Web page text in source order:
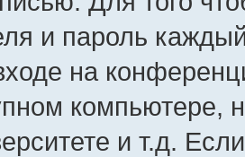
и пароль
на
компьютере,
и т.д.